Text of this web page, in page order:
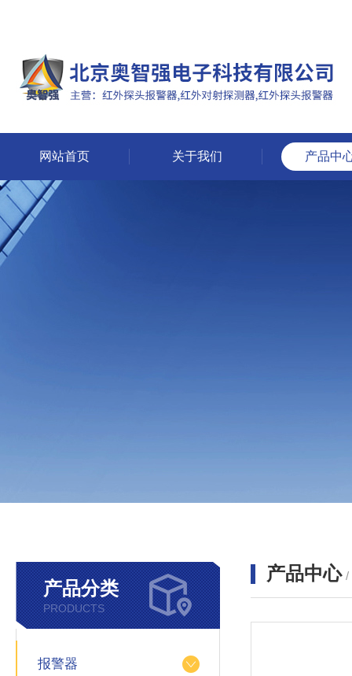
网站首页 关于我们 产品中
产品分类
PRODUCTS
报警器
产品中心 /